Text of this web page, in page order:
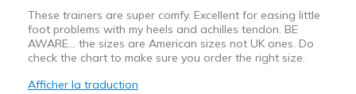
These trainers are super comfy. Excellent for easing little
foot problems with my heels and achilles tendon. BE
AWARE... the sizes are American sizes not UK ones. Do
check the chart to make sure you order the right size.
Afficher la traduction